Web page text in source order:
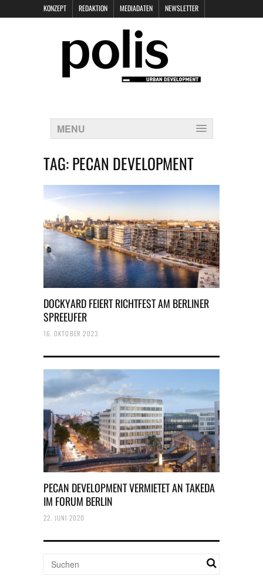
KONZEPT REDAKTION MEDIADATEN NEWSLETTER
DATENSCHUTZ
MENU
TAG:PECAN DEVELOPMENT
DOCKYARD FEIERT RICHTFEST AM BERLINER
SPREEUFER
16. OKTOBER 2023
PECAN DEVELOPMENT VERMIETET AN TAKEDA
IM FORUM BERLIN
22. JUNI 2020